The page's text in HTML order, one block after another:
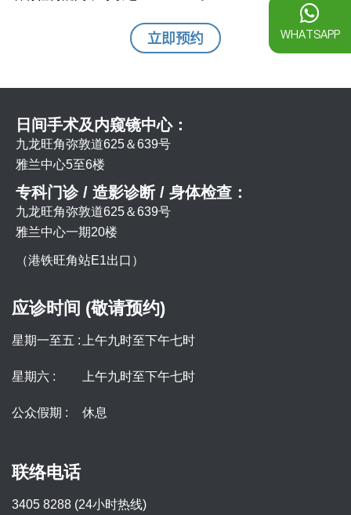
立即预约
日间手术及内窥镜中心：
九龙旺角弥敦道625＆639号
雅兰中心5至6楼
专科门诊 / 造影诊断 / 身体检查：
九龙旺角弥敦道625＆639号
雅兰中心一期20楼
（港铁旺角站E1出口）
应诊时间 (敬请预约)
星期一至五 : 上午九时至下午七时
星期六 : 上午九时至下午七时
公众假期 : 休息
联络电话
3405 8288 (24小时热线)
WHATSAPP